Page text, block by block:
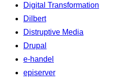
Digital Transformation
Dilbert
Distruptive Media
Drupal
e-handel
episerver